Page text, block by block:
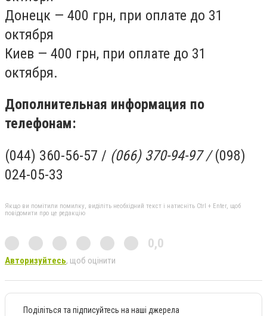
Донецк — 400 грн, при оплате до 31
октября
Киев — 400 грн, при оплате до 31
октября.
Дополнительная информация по
телефонам:
(044) 360-56-57 / (066) 370-94-97 /(098)
024-05-33
Якщо ви помітили помилку, виділіть необхідний текст і натисніть Ctrl + Enter, щоб
повідомити про це редакцію
0,0
Авторизуйтесь, щоб оцінити
Поділіться та підписуйтесь на наші джерела